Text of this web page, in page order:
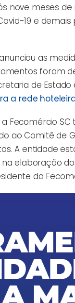
nove meses
19 e
as
foram
de
a rede
Fecomércio
ao Comitê de
A entidade
na elaboração
da